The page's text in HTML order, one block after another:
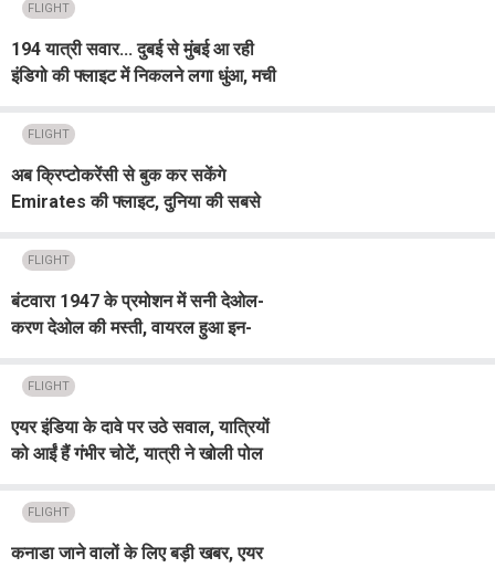
FLIGHT
194 यात्री सवार... दुबई से मुंबई आ रही
इंडिगो की फ्लाइट में निकलने लगा धुंआ, मची
FLIGHT
अब क्रिप्टोकरेंसी से बुक कर सकेंगे
Emirates की फ्लाइट, दुनिया की सबसे
की नई सुविधा
FLIGHT
बंटवारा 1947 के प्रमोशन में सनी देओल-
करण देओल की मस्ती, वायरल हुआ इन-
FLIGHT
एयर इंडिया के दावे पर उठे सवाल, यात्रियों
को आईं हैं गंभीर चोटें, यात्री ने खोली पोल
FLIGHT
कनाडा जाने वालों के लिए बड़ी खबर, एयर